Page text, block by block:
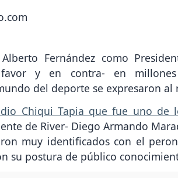
Fernández como
y en contra- en millones
del deporte se expresaron al
Chiqui Tapia que fue uno de
de River- Diego Armando
muy identificados con el
su postura de público